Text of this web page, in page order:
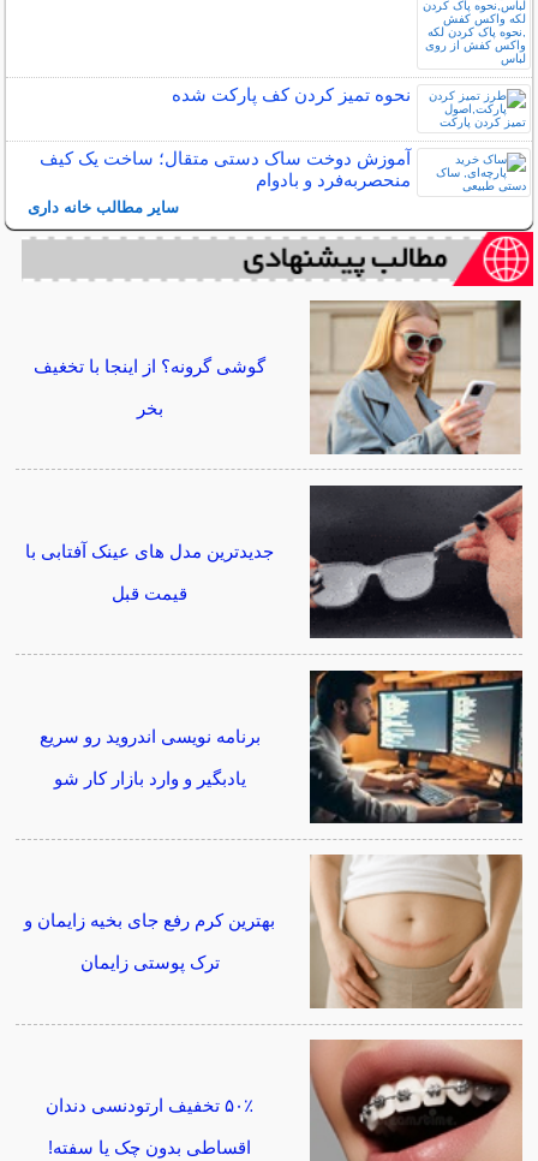
نحوه تمیز کردن کف پارکت شده
آموزش دوخت ساک دستی متقال؛ ساخت یک کیف
منحصربه‌فرد و بادوام
سایر مطالب خانه داری
گوشی گرونه؟ از اینجا با تخغیف
بخر
جدیدترین مدل های عینک آفتابی با
قیمت قبل
برنامه نویسی اندروید رو سریع
یادبگیر و وارد بازار کار شو
بهترین کرم رفع جای بخیه زایمان و
ترک پوستی زایمان
۵۰٪ تخفیف ارتودنسی دندان
اقساطی بدون چک یا سفته!